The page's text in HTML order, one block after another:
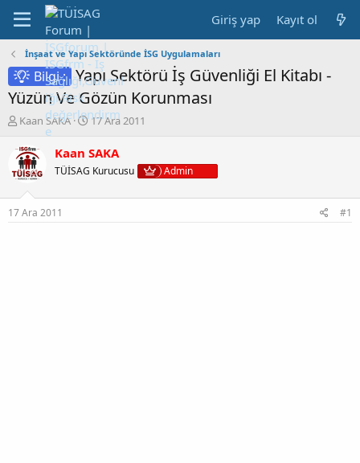
Giriş yap Kayıt ol
İnşaat ve Yapı Sektöründe İSG Uygulamaları
Bilgi : Yapı Sektörü İş Güvenliği El Kitabı -
Yüzün Ve Gözün Korunması
K
n
b
u
u
b
Kaan SAKA
B
ş
a
17 Ara 2011
Kaan SAKA
TÜİSAG Kurucusu Admin
17 Ara 2011 #1